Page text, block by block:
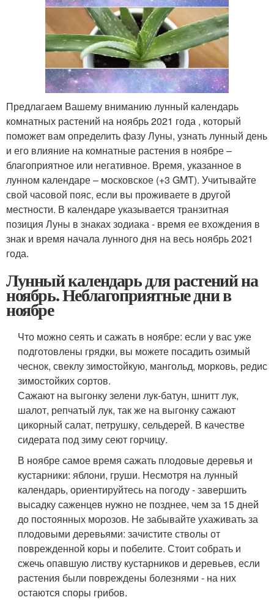
Предлагаем Вашему вниманию лунный календарь
комнатных растений на ноябрь 2021 года , который
поможет вам определить фазу Луны, узнать лунный день
и его влияние на комнатные растения в ноябре –
благоприятное или негативное. Время, указанное в
лунном календаре – московское (+3 GMT). Учитывайте
свой часовой пояс, если вы проживаете в другой
местности. В календаре указывается транзитная
позиция Луны в знаках зодиака - время ее вхождения в
знак и время начала лунного дня на весь ноябрь 2021
года.
Лунный календарь для растений на
ноябрь. Неблагоприятные дни в
ноябре
Что можно сеять и сажать в ноябре: если у вас уже
подготовлены грядки, вы можете посадить озимый
чеснок, свеклу зимостойкую, мангольд, морковь, редис
зимостойких сортов.
Сажают на выгонку зелени лук-батун, шнитт лук,
шалот, репчатый лук, так же на выгонку сажают
цикорный салат, петрушку, сельдерей. В качестве
сидерата под зиму сеют горчицу.
В ноябре самое время сажать плодовые деревья и
кустарники: яблони, груши. Несмотря на лунный
календарь, ориентируйтесь на погоду - завершить
высадку саженцев нужно не позднее, чем за 15 дней
до постоянных морозов. Не забывайте ухаживать за
плодовыми деревьями: зачистите стволы от
поврежденной коры и побелите. Стоит собрать и
сжечь опавшую листву кустарников и деревьев, если
растения были повреждены болезнями - на них
остаются споры грибов.